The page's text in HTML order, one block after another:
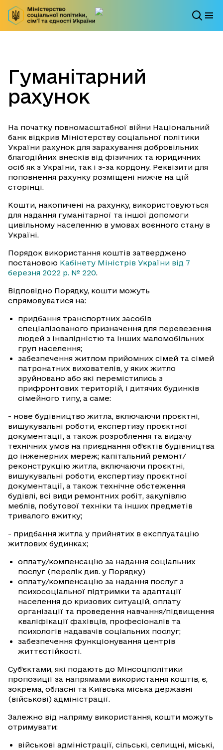
Гуманітарний
рахунок
На початку повномасштабної війни Національний
банк відкрив Міністерству соціальної політики
України рахунок для зарахування добровільних
благодійних внесків від фізичних та юридичних
осіб як з України, так і з-за кордону. Реквізити для
поповнення рахунку розміщені нижче на цій
сторінці.
Кошти, накопичені на рахунку, використовуються
для надання гуманітарної та іншої допомоги
цивільному населенню в умовах воєнного стану в
Україні.
Порядок використання коштів затверджено
постановою Кабінету Міністрів України від 7
березня 2022 р. № 220.
Відповідно Порядку, кошти можуть
спрямовуватися на:
придбання транспортних засобів
спеціалізованого призначення для перевезення
людей з інвалідністю та інших маломобільних
груп населення;
забезпечення житлом прийомних сімей та сімей
патронатних вихователів, у яких житло
зруйновано або які перемістились з
прифронтових територій, і дитячих будинків
сімейного типу, а саме:
- нове будівництво житла, включаючи проєктні,
вишукувальні роботи, експертизу проєктної
документації, а також розроблення та видачу
технічних умов на приєднання об’єктів будівництва
до інженерних мереж; капітальний ремонт/
реконструкцію житла, включаючи проєктні,
вишукувальні роботи, експертизу проєктної
документації, а також технічне обстеження
будівлі, всі види ремонтних робіт, закупівлю
меблів, побутової техніки та інших предметів
тривалого вжитку;
- придбання житла у прийнятих в експлуатацію
житлових будинках;
оплату/компенсацію за надання соціальних
послуг (перелік див. у Порядку)
оплату/компенсацію за надання послуг з
психосоціальної підтримки та адаптації
населення до кризових ситуацій, оплату
організації та проведення навчання/підвищення
кваліфікації фахівців, професіоналів та
психологів надавачів соціальних послуг;
забезпечення функціонування центрів
життєстійкості.
Суб’єктами, які подають до Мінсоцполітики
пропозиції за напрямами використання коштів, є,
зокрема, обласні та Київська міська державні
(військові) адміністрації.
Залежно від напряму використання, кошти можуть
отримувати:
військові адміністрації, сільські, селищні, міські,